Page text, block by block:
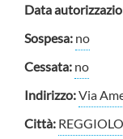
Data
Sospesa: no
Cessata: no
Indirizzo:Via
Città: REGGIOLO